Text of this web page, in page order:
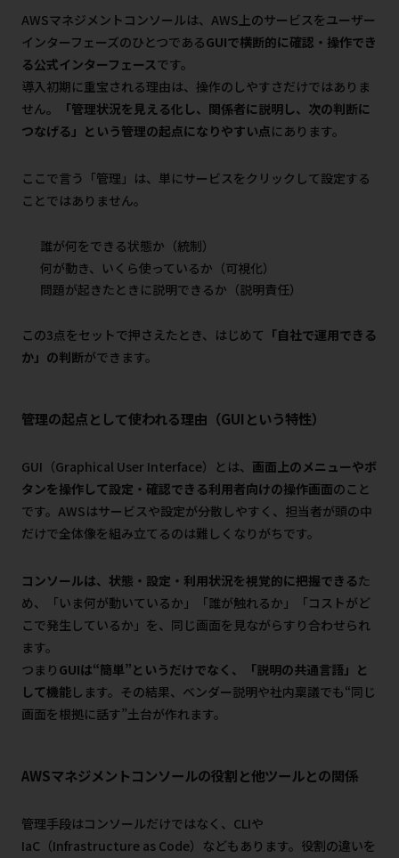
AWSマネジメントコンソールは、AWS上のサービスをユーザー
インターフェーズのひとつであるGUIで横断的に確認・操作でき
る公式インターフェースです。
導入初期に重宝される理由は、操作のしやすさだけではありま
せん。「管理状況を見える化し、関係者に説明し、次の判断に
つなげる」という管理の起点になりやすい点にあります。
ここで言う「管理」は、単にサービスをクリックして設定する
ことではありません。
誰が何をできる状態か（統制）
何が動き、いくら使っているか（可視化）
問題が起きたときに説明できるか（説明責任）
この3点をセットで押さえたとき、はじめて 「自社で運用できる
か」の判断ができます。
管理の起点として使われる理由（GUIという特性）
GUI（Graphical User Interface）とは、 画面上のメニューやボ
タンを操作して設定・確認できる利用者向けの操作画面のこと
です。AWSはサービスや設定が分散しやすく、担当者が頭の中
だけで全体像を組み立てるのは難しくなりがちです。
コンソールは、状態・設定・利用状況を視覚的に把握できるた
め、「いま何が動いているか」「誰が触れるか」「コストがど
こで発生しているか」を、同じ画面を見ながらすり合わせられ
ます。
つまり GUIは“簡単”というだけでなく、「説明の共通言語」と
して機能します。その結果、ベンダー説明や社内稟議でも“同じ
画面を根拠に話す”土台が作れます。
AWSマネジメントコンソールの役割と他ツールとの関係
管理手段はコンソールだけではなく、CLIや
IaC（Infrastructure as Code）などもあります。役割の違いを